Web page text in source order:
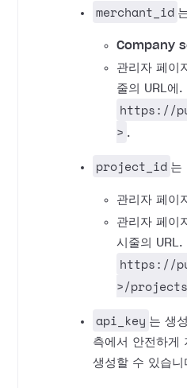
merchant_id
Company
관리자 페이
줄의 URL에.
https://
> .
project_id 는
관리자 페이
관리자 페이
시줄의 URL.
https://
>/
api_key 는 생
측에서 안전하게
생성할 수 있습니